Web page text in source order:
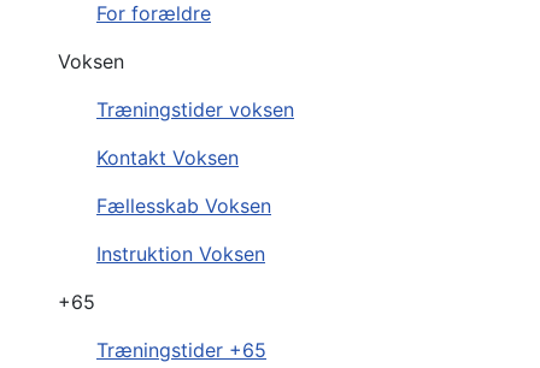
For forældre
Voksen
Træningstider voksen
Kontakt Voksen
Fællesskab Voksen
Instruktion Voksen
+65
Træningstider +65